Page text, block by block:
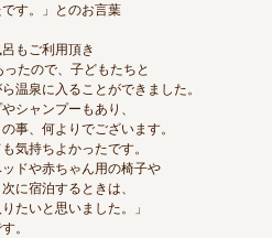
す。」とのお言葉
もご利用頂き
ったので、子どもたちと
温泉に入ることができました。
シャンプーもあり、
事、何よりでございます。
気持ちよかったです。
ドや赤ちゃん用の椅子や
に宿泊するときは、
たいと思いました。」
。